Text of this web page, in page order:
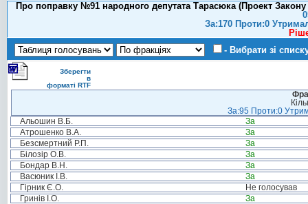
Про поправку №91 народного депутата Тарасюка (Проект
За:170 Проти:0
- Вибрати зі
Зберегти
в
форматі RTF
За:95 Проти:0
Альошин В.Б.
За
Атрошенко В.А.
За
Безсмертний Р.П.
За
Білозір О.В.
За
Бондар В.Н.
За
Васюник І.В.
За
Гірник Є.О.
Не голосував
Гринів І.О.
За